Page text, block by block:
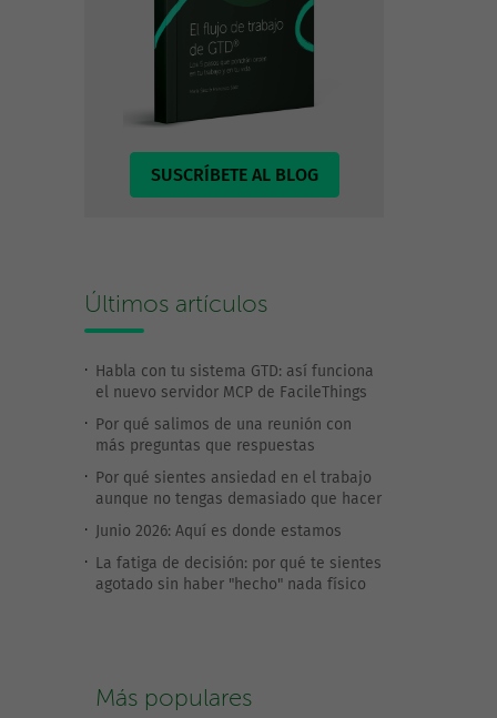
SUSCRÍBETE AL BLOG
Últimos artículos
Habla con tu sistema GTD: así funciona
el nuevo servidor MCP de FacileThings
Por qué salimos de una reunión con
más preguntas que respuestas
Por qué sientes ansiedad en el trabajo
aunque no tengas demasiado que hacer
Junio 2026: Aquí es donde estamos
La fatiga de decisión: por qué te sientes
agotado sin haber "hecho" nada físico
Más populares